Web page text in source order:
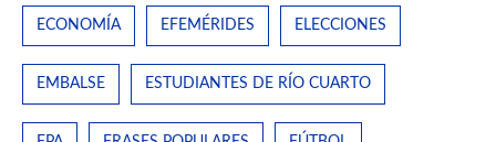
ECONOMÍA EFEMÉRIDES ELECCIONES
EMBALSE ESTUDIANTES DE RÍO CUARTO